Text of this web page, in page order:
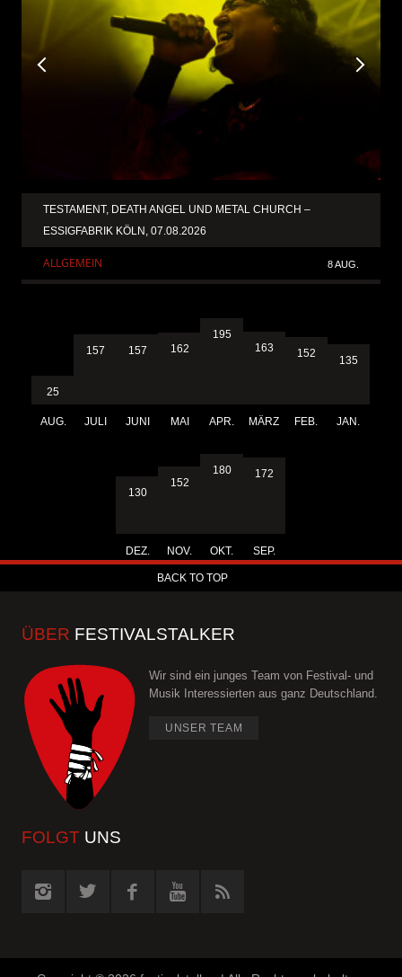
TESTAMENT, DEATH ANGEL UND METAL CHURCH –
ESSIGFABRIK KÖLN, 07.08.2026
ALLGEMEIN 8 AUG.
25
AUG.
157
JULI
157
JUNI
162
MAI
195
APR.
163
MÄRZ
152
FEB.
135
JAN.
130
DEZ.
152
NOV.
180
OKT.
172
SEP.
BACK TO TOP
ÜBER FESTIVALSTALKER
Wir sind ein junges Team von Festival- und
Musik Interessierten aus ganz Deutschland.
UNSER TEAM
FOLGT UNS